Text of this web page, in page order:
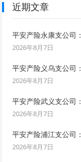
近期文章
平安产险永康支公司
2026年8月7日
平安产险义乌支公司
2026年8月7日
平安产险武义支公司
2026年8月7日
平安产险浦江支公司
2026年8月7日